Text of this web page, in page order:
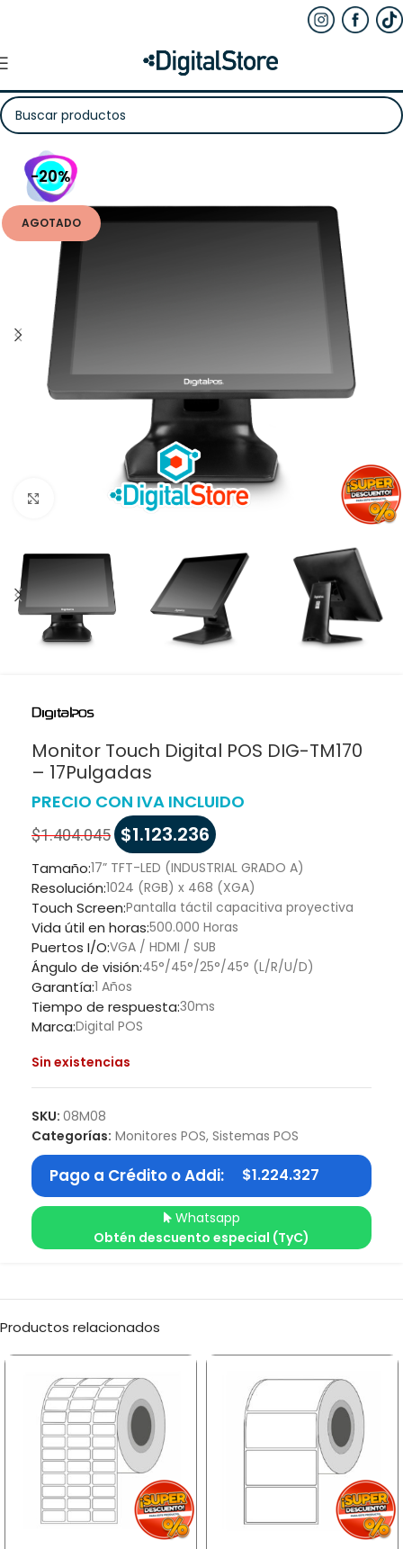
-20%
AGOTADO
Haga clic para ampliar
Monitor Touch Digital POS DIG-TM170
– 17Pulgadas
PRECIO CON IVA INCLUIDO
$1.404.045 $1.123.236
Tamaño:17” TFT-LED (INDUSTRIAL GRADO A)
Resolución:1024 (RGB) x 468 (XGA)
Touch Screen:Pantalla táctil capacitiva proyectiva
Vida útil en horas:500.000 Horas
Puertos I/O:VGA / HDMI / SUB
Ángulo de visión:45°/45°/25°/45° (L/R/U/D)
Garantía:1 Años
Tiempo de respuesta:30ms
Marca:Digital POS
Sin existencias
SKU: 08M08
Categorías: Monitores POS, Sistemas POS
Pago a Crédito o Addi: $1.224.327
Whatsapp
Obtén descuento especial (TyC)
Productos relacionados